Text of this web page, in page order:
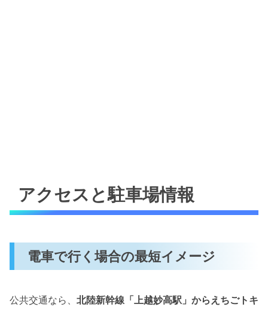
アクセスと駐車場情報
電車で行く場合の最短イメージ
公共交通なら、 北陸新幹線「上越妙高駅」からえちごトキ